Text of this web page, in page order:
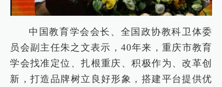
中国教育学会会长、全国政协教科卫体委
员会副主任朱之文表示，40年来，重庆市教育
学会找准定位、扎根重庆、积极作为、改革创
新，打造品牌树立良好形象，搭建平台提供优